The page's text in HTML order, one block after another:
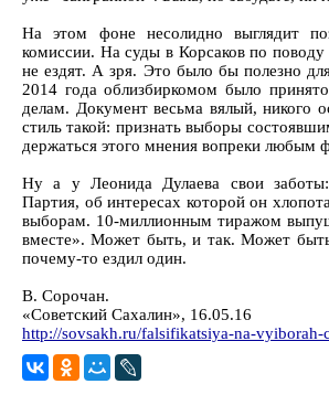
На этом фоне несолидно выглядит
комиссии. На суды в Корсаков по поводу
не ездят. А зря. Это было бы полезно
2014 года облизбиркомом было
делам. Документ весьма вялый, никого
стиль такой: признать выборы
держаться этого мнения вопреки любым
Ну а у Леонида Дулаева свои
Партия, об интересах которой он
выборам. 10-миллионным тиражом
вместе». Может быть, и так. Может
почему-то ездил один.
В. Сорочан.
«Советский Сахалин», 16.05.16
http://sovsakh.ru/falsifikatsiya-na-